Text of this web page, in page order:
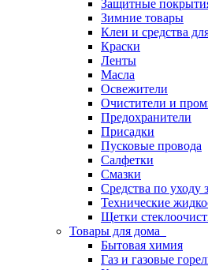
Защитные
Зимние товары
Клеи и средства
Краски
Ленты
Масла
Освежители
Очистители и
Предохранители
Присадки
Пусковые провода
Салфетки
Смазки
Средства по уходу
Технические
Щетки
Товары для дома
Бытовая химия
Газ и газовые